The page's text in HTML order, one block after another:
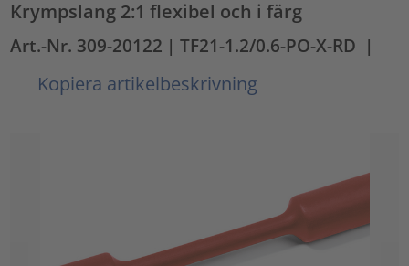
Krympslang 2:1 flexibel och i färg
Art.-Nr. 309-20122 | TF21-1.2/0.6-PO-X-RD |
Kopiera artikelbeskrivning